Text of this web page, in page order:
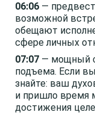
06:06 —
возможной
обещают
сфере личных
07:07 — мощный
подъема. Если
знайте: ваш
и пришло время
достижения